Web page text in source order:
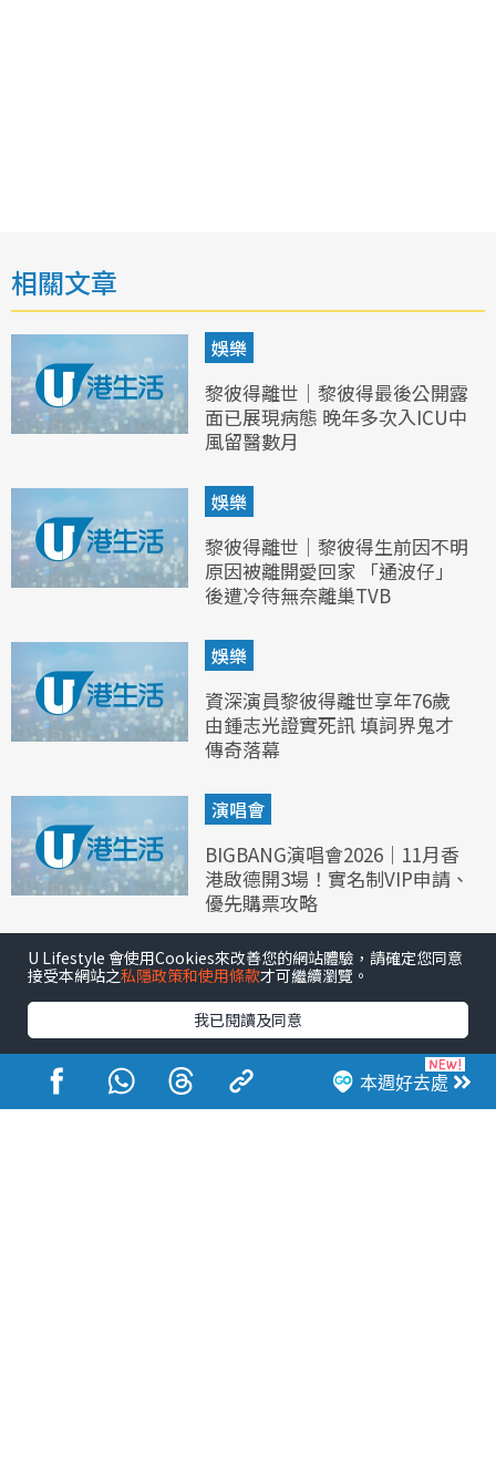
相關文章
娛樂
黎彼得離世｜黎彼得最後公開露
面已展現病態 晚年多次入ICU中
風留醫數月
娛樂
黎彼得離世｜黎彼得生前因不明
原因被離開愛回家 「通波仔」
後遭冷待無奈離巢TVB
娛樂
資深演員黎彼得離世享年76歲
由鍾志光證實死訊 填詞界鬼才
傳奇落幕
演唱會
BIGBANG演唱會2026｜11月香
港啟德開3場！實名制VIP申請、
優先購票攻略
本週好去處
U Lifestyle 會使用Cookies來改善您的網站體驗，請確定您同意
接受本網站之私隱政策和使用條款才可繼續瀏覽。
我已閱讀及同意